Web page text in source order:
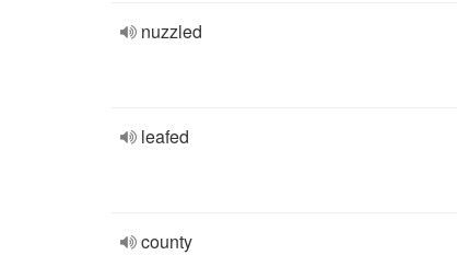
nuzzled
leafed
county